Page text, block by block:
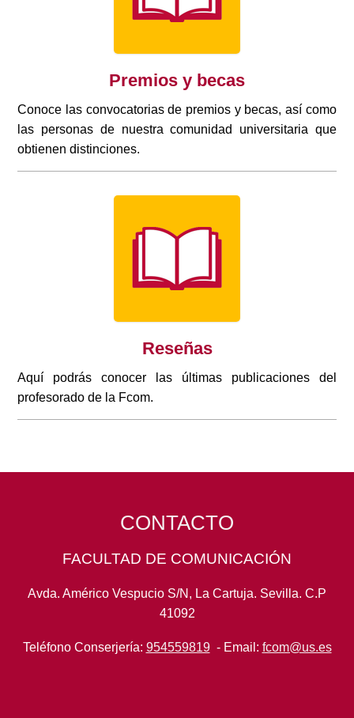
Premios y becas
Conoce las convocatorias de premios y becas, así como
las personas de nuestra comunidad universitaria que
obtienen distinciones.
Reseñas
Aquí podrás conocer las últimas publicaciones del
profesorado de la Fcom.
CONTACTO
FACULTAD DE COMUNICACIÓN
Avda. Américo Vespucio S/N, La Cartuja. Sevilla. C.P
41092
Teléfono Conserjería: 954559819- Email: fcom@us.es